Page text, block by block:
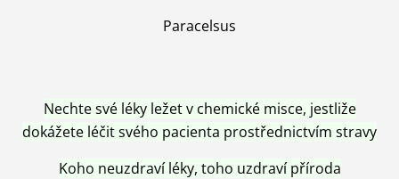
Paracelsus
Nechte své léky ležet v chemické misce, jestliže
dokážete léčit svého pacienta prostřednictvím stravy
Koho neuzdraví léky, toho uzdraví příroda